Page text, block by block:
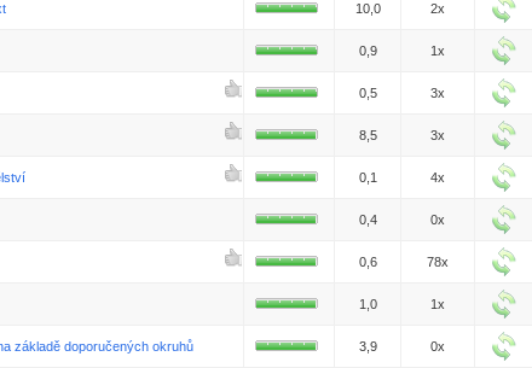
10,0 2x
0,9 1x
0,5 3x
8,5 3x
0,1 4x
0,4 0x
0,6 78x
1,0 1x
základě doporučených okruhů 3,9 0x